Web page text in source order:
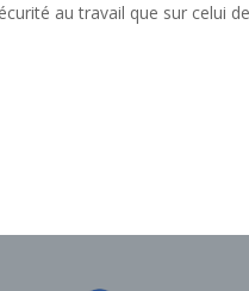
au travail que sur celui